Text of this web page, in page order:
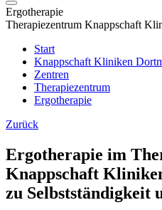
Ergotherapie
Therapiezentrum Knappschaft
Start
Knappschaft Kliniken
Zentren
Therapiezentrum
Ergotherapie
Zurück
Ergotherapie im
Knappschaft
zu Selbstständigkeit